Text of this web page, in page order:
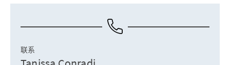
联系